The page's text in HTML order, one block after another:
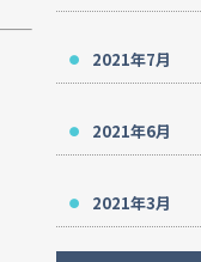
2021年7月
2021年6月
2021年3月